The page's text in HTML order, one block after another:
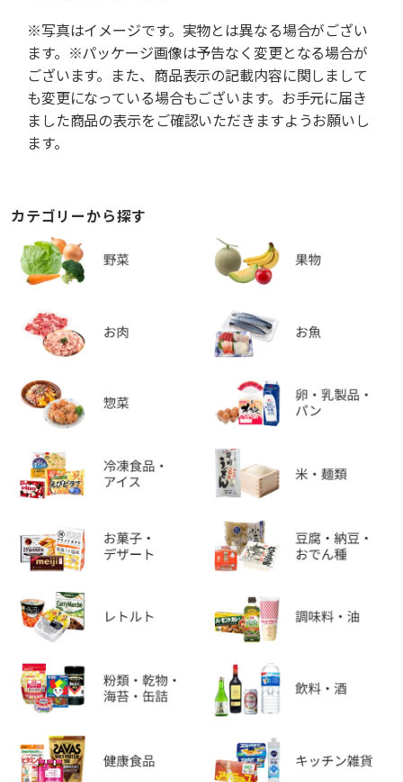
※写真はイメージです。実物とは異なる場合がござい
ます。※パッケージ画像は予告なく変更となる場合が
ございます。また、商品表示の記載内容に関しまして
も変更になっている場合もございます。お手元に届き
ました商品の表示をご確認いただきますようお願いし
ます。
カテゴリーから探す